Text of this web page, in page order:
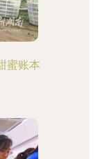
蜜账本